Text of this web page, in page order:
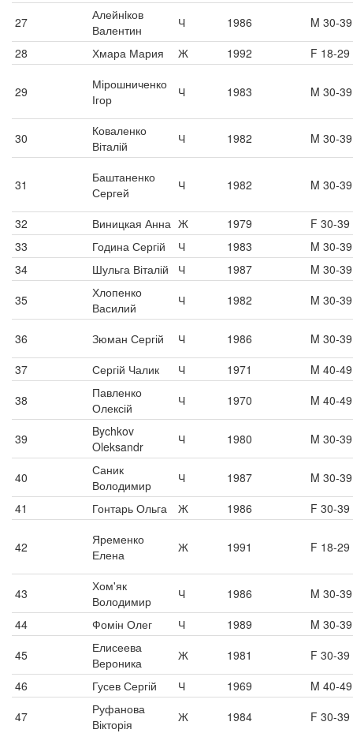
27
Алейнiков
Валентин
Ч 1986
M 30-39
28
Хмара Мария Ж 1992 F 18-29
29
Мірошниченко
Ігор
Ч 1983 M 30-39
30
Коваленко
Віталій
Ч 1982 M 30-39
31
Баштаненко
Сергей
Ч 1982 M 30-39
32 Виницкая Анна Ж 1979
F 30-39
33
Година Сергій Ч 1983
M 30-39
34
Шульга Віталій Ч 1987
M 30-39
35
Хлопенко
Василий
Ч 1982 M 30-39
36 Зюман Сергій Ч 1986
M 30-39
37
Сергій Чалик Ч 1971
M 40-49
38
Павленко
Олексій
Ч 1970 M 40-49
39
Bychkov
Oleksandr
Ч 1980 M 30-39
40
Саник
Володимир
Ч 1987
M 30-39
41
Гонтарь Ольга Ж 1986 F 30-39
42
Яременко
Елена
Ж 1991 F 18-29
43
Хом'як
Володимир
Ч 1986
M 30-39
44
Фомін Олег Ч 1989
M 30-39
45
Елисеева
Вероника
Ж 1981
F 30-39
46
Гусев Сергій Ч 1969
M 40-49
47
Руфанова
Вікторія
Ж 1984 F 30-39